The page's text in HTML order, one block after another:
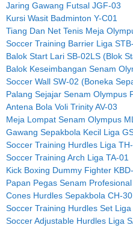
Jaring Gawang Futsal JGF-03
Kursi Wasit Badminton Y-C01
Tiang Dan Net Tenis Meja
Soccer Training Barrier Liga
Balok Start Lari SB-02LS (Blok
Balok Keseimbangan Senam
Soccer Wall SW-02 (Boneka
Palang Sejajar Senam Olympus
Antena Bola Voli Trinity AV-03
Meja Lompat Senam Olympus
Gawang Sepakbola Kecil Liga
Soccer Training Hurdles Liga TH-
Soccer Training Arch Liga TA-01
Kick Boxing Dummy Fighter
Papan Pegas Senam
Cones Hurdles Sepakbola CH-30
Soccer Training Hurdles Set
Soccer Adjustable Hurdles Liga